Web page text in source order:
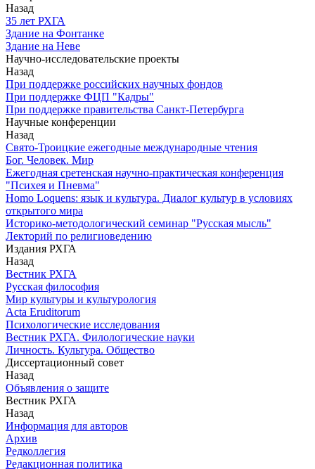
Назад
З5 лет РХГА
Здание на Фонтанке
Здание на Неве
Научно-исследовательские проекты
Назад
При поддержке российских научных фондов
При поддержке ФЦП "Кадры"
При поддержке правительства Санкт-Петербурга
Научные конференции
Назад
Свято-Троицкие ежегодные международные чтения
Бог. Человек. Мир
Ежегодная сретенская научно-практическая конференция
"Психея и Пневма"
Homo Loquens: язык и культура. Диалог культур в условиях
открытого мира
Историко-методологический семинар "Русская мысль"
Лекторий по религиоведению
Издания РХГА
Назад
Вестник РХГА
Русская философия
Мир культуры и культурология
Acta Eruditorum
Психологические исследования
Вестник РХГА. Филологические науки
Личность. Культура. Общество
Диссертационный совет
Назад
Объявления о защите
Вестник РХГА
Назад
Информация для авторов
Архив
Редколлегия
Редакционная политика